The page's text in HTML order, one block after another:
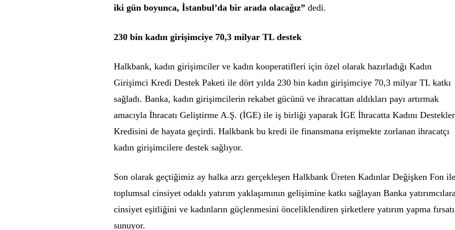
iki gün boyunca, İstanbul’da bir arada olacağız” dedi.
230 bin kadın girişimciye 70,3 milyar TL destek
Halkbank, kadın girişimciler ve kadın kooperatifleri için özel olarak hazırladığı Kadın
Girişimci Kredi Destek Paketi ile dört yılda 230 bin kadın girişimciye 70,3 milyar TL katkı
sağladı. Banka, kadın girişimcilerin rekabet gücünü ve ihracattan aldıkları payı artırmak
amacıyla İhracatı Geliştirme A.Ş. (İGE) ile iş birliği yaparak İGE İhracatta Kadını
Kredisini de hayata geçirdi. Halkbank bu kredi ile finansmana erişmekte zorlanan ihracatçı
kadın girişimcilere destek sağlıyor.
Son olarak geçtiğimiz ay halka arzı gerçekleşen Halkbank Üreten Kadınlar Değişken Fon ile
toplumsal cinsiyet odaklı yatırım yaklaşımının gelişimine katkı sağlayan Banka
cinsiyet eşitliğini ve kadınların güçlenmesini önceliklendiren şirketlere yatırım yapma fırsatı
sunuyor.